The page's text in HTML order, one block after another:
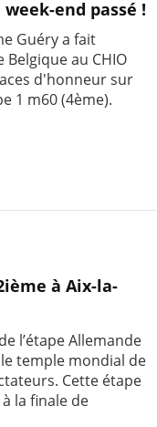
end passé !
Guéry a fait
au CHIO
d'honneur sur
1 m60 (4ème).
à Aix-la-
l’étape Allemande
le temple mondial de
Cette étape
la finale de